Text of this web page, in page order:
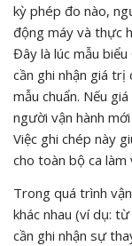
kỳ phép đo nào,
động máy và thực
Đây là lúc mẫu
cần ghi nhận giá
mẫu chuẩn. Nếu
người vận hành
Việc ghi chép này
cho toàn bộ ca làm
Trong quá trình
khác nhau (ví dụ:
cần ghi nhận sự